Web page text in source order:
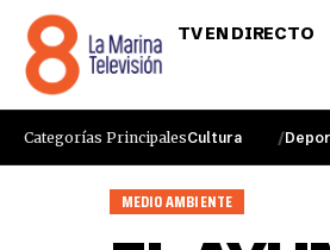
TV EN DIRECTO
Categorías PrincipalesCultura
MEDIO AMBIENTE